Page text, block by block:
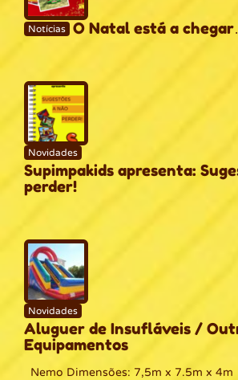
Notícias O Natal está a
Novidades
Supimpakids apresenta:
perder!
Novidades
Aluguer de Insufláveis /
Equipamentos
Nemo Dimensões: 7,5m x 7.5m x